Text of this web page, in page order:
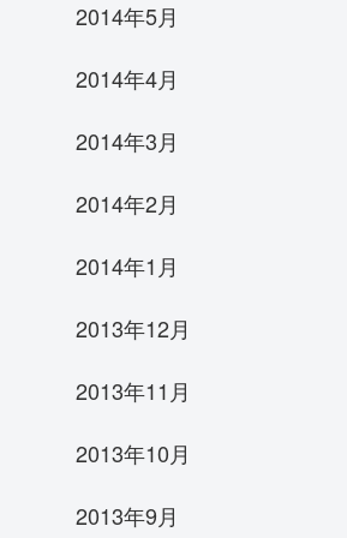
2014年5月
2014年4月
2014年3月
2014年2月
2014年1月
2013年12月
2013年11月
2013年10月
2013年9月